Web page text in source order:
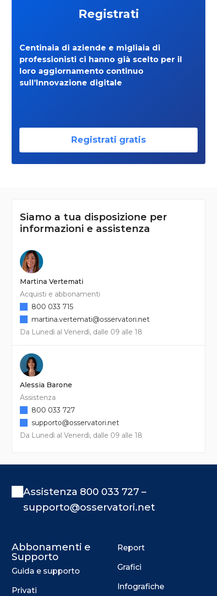
Registrati
Centinaia di aziende e migliaia di
professionisti ci hanno già scelto per il
loro aggiornamento continuo
sull’Innovazione digitale
Registrati gratis
Siamo a tua disposizione per
informazioni e assistenza
Martina Vertemati
Acquisti e abbonamenti
Da Lunedì al Venerdì, dalle 09 alle 18
800 033 715
martina.vertemati@osservatori.net
Alessia Barone
Assistenza
Da Lunedì al Venerdì, dalle 09 alle 18
800 033 727
supporto@osservatori.net
Assistenza 800 033 727 –
supporto@osservatori.net
Abbonamenti e
Supporto
Guida e supporto
Privati
Report
Grafici
Infografiche